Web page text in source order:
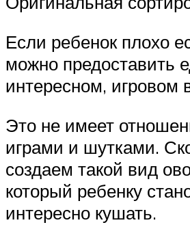
Если ребенок плохо
можно предоставить
интересном, игровом
Это не имеет
играми и шутками.
создаем такой вид
который ребенку
интересно кушать.